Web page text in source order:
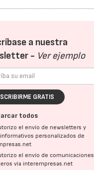
a nuestra
- Ver ejemplo
GRATIS
todos
el envío de newsletters y
personalizados de
el envío de comunicaciones
vía interempresas.net